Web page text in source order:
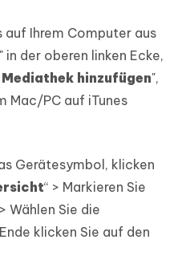
auf Ihrem Computer aus
" in der oberen linken Ecke,
hinzufügen",
Mac/PC auf iTunes
Gerätesymbol, klicken
“ > Markieren Sie
Wählen Sie die
klicken Sie auf den